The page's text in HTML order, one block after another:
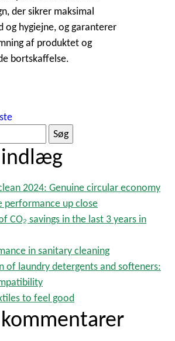
der sikrer maksimal
og hygiejne, og garanterer
af produktet og
bortskaffelse.
indlæg
2024: Genuine circular economy
performance up close
CO₂ savings in the last 3 years in
in sanitary cleaning
of laundry detergents and softeners:
to feel good